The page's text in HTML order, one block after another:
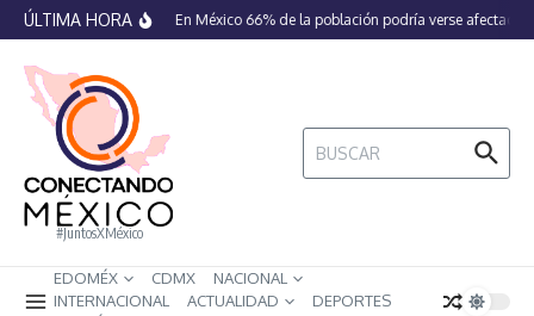
Saltar al contenido
ÚLTIMA HORA En México 66% de la población podría verse afectada
#JuntosXMéxico
Buscar:
EDOMÉX CDMX
NACIONAL
INTERNACIONAL
ACTUALIDAD
DEPORTES